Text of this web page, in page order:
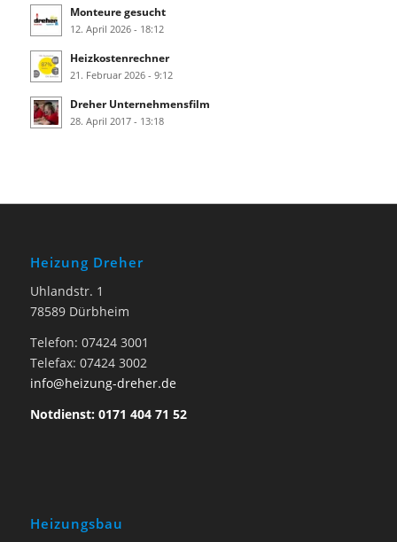
Monteure gesucht
12. April 2026 - 18:12
Heizkostenrechner
21. Februar 2026 - 9:12
Dreher Unternehmensfilm
28. April 2017 - 13:18
Heizung Dreher
Uhlandstr. 1
78589 Dürbheim
Telefon: 07424 3001
Telefax: 07424 3002
info@heizung-dreher.de
Notdienst: 0171 404 71 52
Heizungsbau